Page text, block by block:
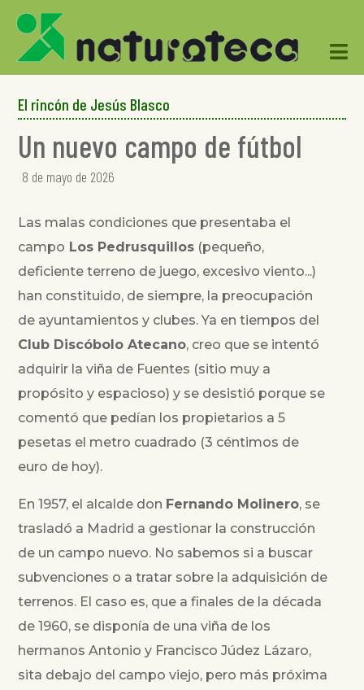

El rincón de Jesús Blasco
Un nuevo campo de fútbol
8 de mayo de 2026
Las malas condiciones que presentaba el
campo Los Pedrusquillos (pequeño,
deficiente terreno de juego, excesivo viento...)
han constituido, de siempre, la preocupación
de ayuntamientos y clubes. Ya en tiempos del
Club Discóbolo Atecano, creo que se intentó
adquirir la viña de Fuentes (sitio muy a
propósito y espacioso) y se desistió porque se
comentó que pedían los propietarios a 5
pesetas el metro cuadrado (3 céntimos de
euro de hoy).
En 1957, el alcalde don Fernando Molinero, se
trasladó a Madrid a gestionar la construcción
de un campo nuevo. No sabemos si a buscar
subvenciones o a tratar sobre la adquisición de
terrenos. El caso es, que a finales de la década
de 1960, se disponía de una viña de los
hermanos Antonio y Francisco Júdez Lázaro,
sita debajo del campo viejo, pero más próxima